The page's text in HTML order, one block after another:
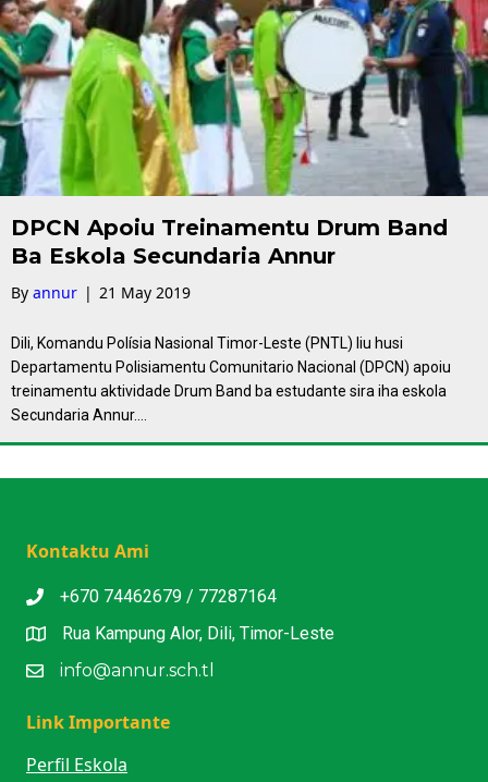
DPCN Apoiu Treinamentu Drum Band
Ba Eskola Secundaria Annur
By annur | 21 May 2019
Dili, Komandu Polísia Nasional Timor-Leste (PNTL) liu husi
Departamentu Polisiamentu Comunitario Nacional (DPCN) apoiu
treinamentu aktividade Drum Band ba estudante sira iha eskola
Secundaria Annur.…
Kontaktu Ami
+670 74462679 / 77287164
Rua Kampung Alor, Dili, Timor-Leste
info@annur.sch.tl
Link Importante
Perfil Eskola